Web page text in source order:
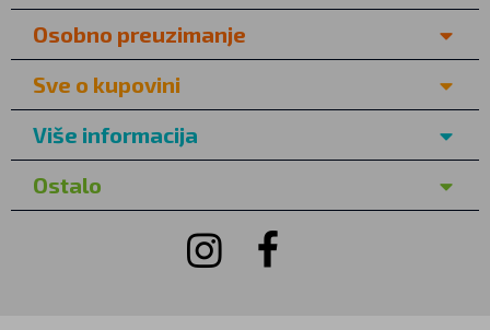
Osobno preuzimanje
Sve o kupovini
Više informacija
Ostalo